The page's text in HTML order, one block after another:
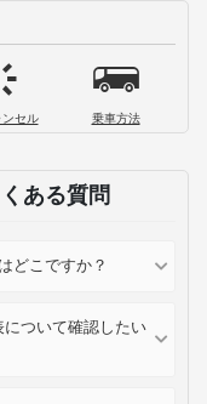
セル 乗車方法
ある質問
どこですか？
について確認したい